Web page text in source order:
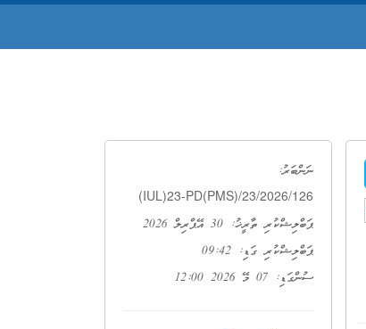
ނަންބަރު:
(IUL)23-PD(PMS)/23/2026/126
ޕަބްލިޝްކުރި ތާރީޚު: 30 އޭޕްރިލް 2026
ޕަބްލިޝްކުރި ގަޑި: 09:42
ސުންގަޑި: 07 މޭ 2026 12:00